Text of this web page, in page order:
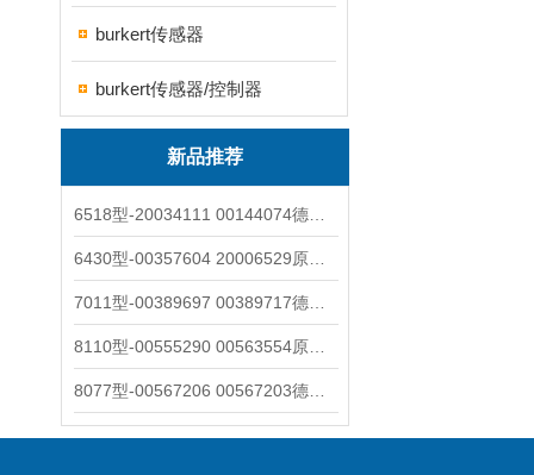
burkert传感器
burkert传感器/控制器
新品推荐